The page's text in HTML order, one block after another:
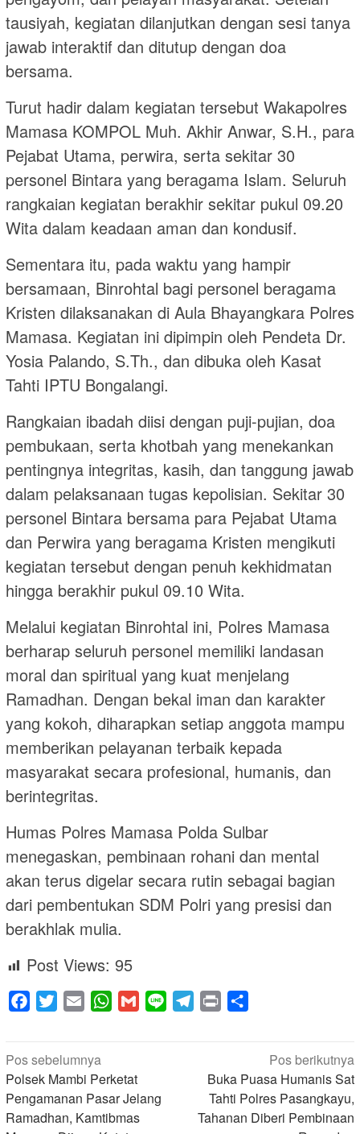
tausiyah, kegiatan dilanjutkan dengan sesi tanya
jawab interaktif dan ditutup dengan doa
bersama.
Turut hadir dalam kegiatan tersebut Wakapolres
Mamasa KOMPOL Muh. Akhir Anwar, S.H., para
Pejabat Utama, perwira, serta sekitar 30
personel Bintara yang beragama Islam. Seluruh
rangkaian kegiatan berakhir sekitar pukul 09.20
Wita dalam keadaan aman dan kondusif.
Sementara itu, pada waktu yang hampir
bersamaan, Binrohtal bagi personel beragama
Kristen dilaksanakan di Aula Bhayangkara Polres
Mamasa. Kegiatan ini dipimpin oleh Pendeta Dr.
Yosia Palando, S.Th., dan dibuka oleh Kasat
Tahti IPTU Bongalangi.
Rangkaian ibadah diisi dengan puji-pujian, doa
pembukaan, serta khotbah yang menekankan
pentingnya integritas, kasih, dan tanggung jawab
dalam pelaksanaan tugas kepolisian. Sekitar 30
personel Bintara bersama para Pejabat Utama
dan Perwira yang beragama Kristen mengikuti
kegiatan tersebut dengan penuh kekhidmatan
hingga berakhir pukul 09.10 Wita.
Melalui kegiatan Binrohtal ini, Polres Mamasa
berharap seluruh personel memiliki landasan
moral dan spiritual yang kuat menjelang
Ramadhan. Dengan bekal iman dan karakter
yang kokoh, diharapkan setiap anggota mampu
memberikan pelayanan terbaik kepada
masyarakat secara profesional, humanis, dan
berintegritas.
Humas Polres Mamasa Polda Sulbar
menegaskan, pembinaan rohani dan mental
akan terus digelar secara rutin sebagai bagian
dari pembentukan SDM Polri yang presisi dan
berakhlak mulia.
Post Views: 95
Facebook
Twitter Email WhatsApp
Gmail Line Telegram
Print
Navigasi
pos
Pos sebelumnya
Polsek Mambi Perketat
Pengamanan Pasar Jelang
Ramadhan, Kamtibmas
Pos berikutnya
Buka Puasa Humanis Sat
Tahti Polres Pasangkayu,
Tahanan Diberi Pembinaan